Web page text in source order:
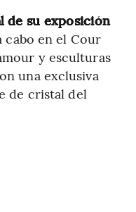
de su exposición
cabo en el Cour
y esculturas
una exclusiva
de cristal del